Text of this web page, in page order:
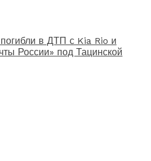
в ДТП с Kia Rio и
России» под Тацинской